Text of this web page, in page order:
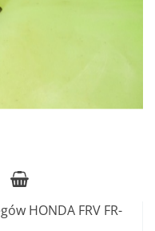
HONDA FRV FR-